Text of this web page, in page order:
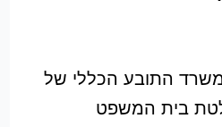
התובע הכללי של
בית המשפט